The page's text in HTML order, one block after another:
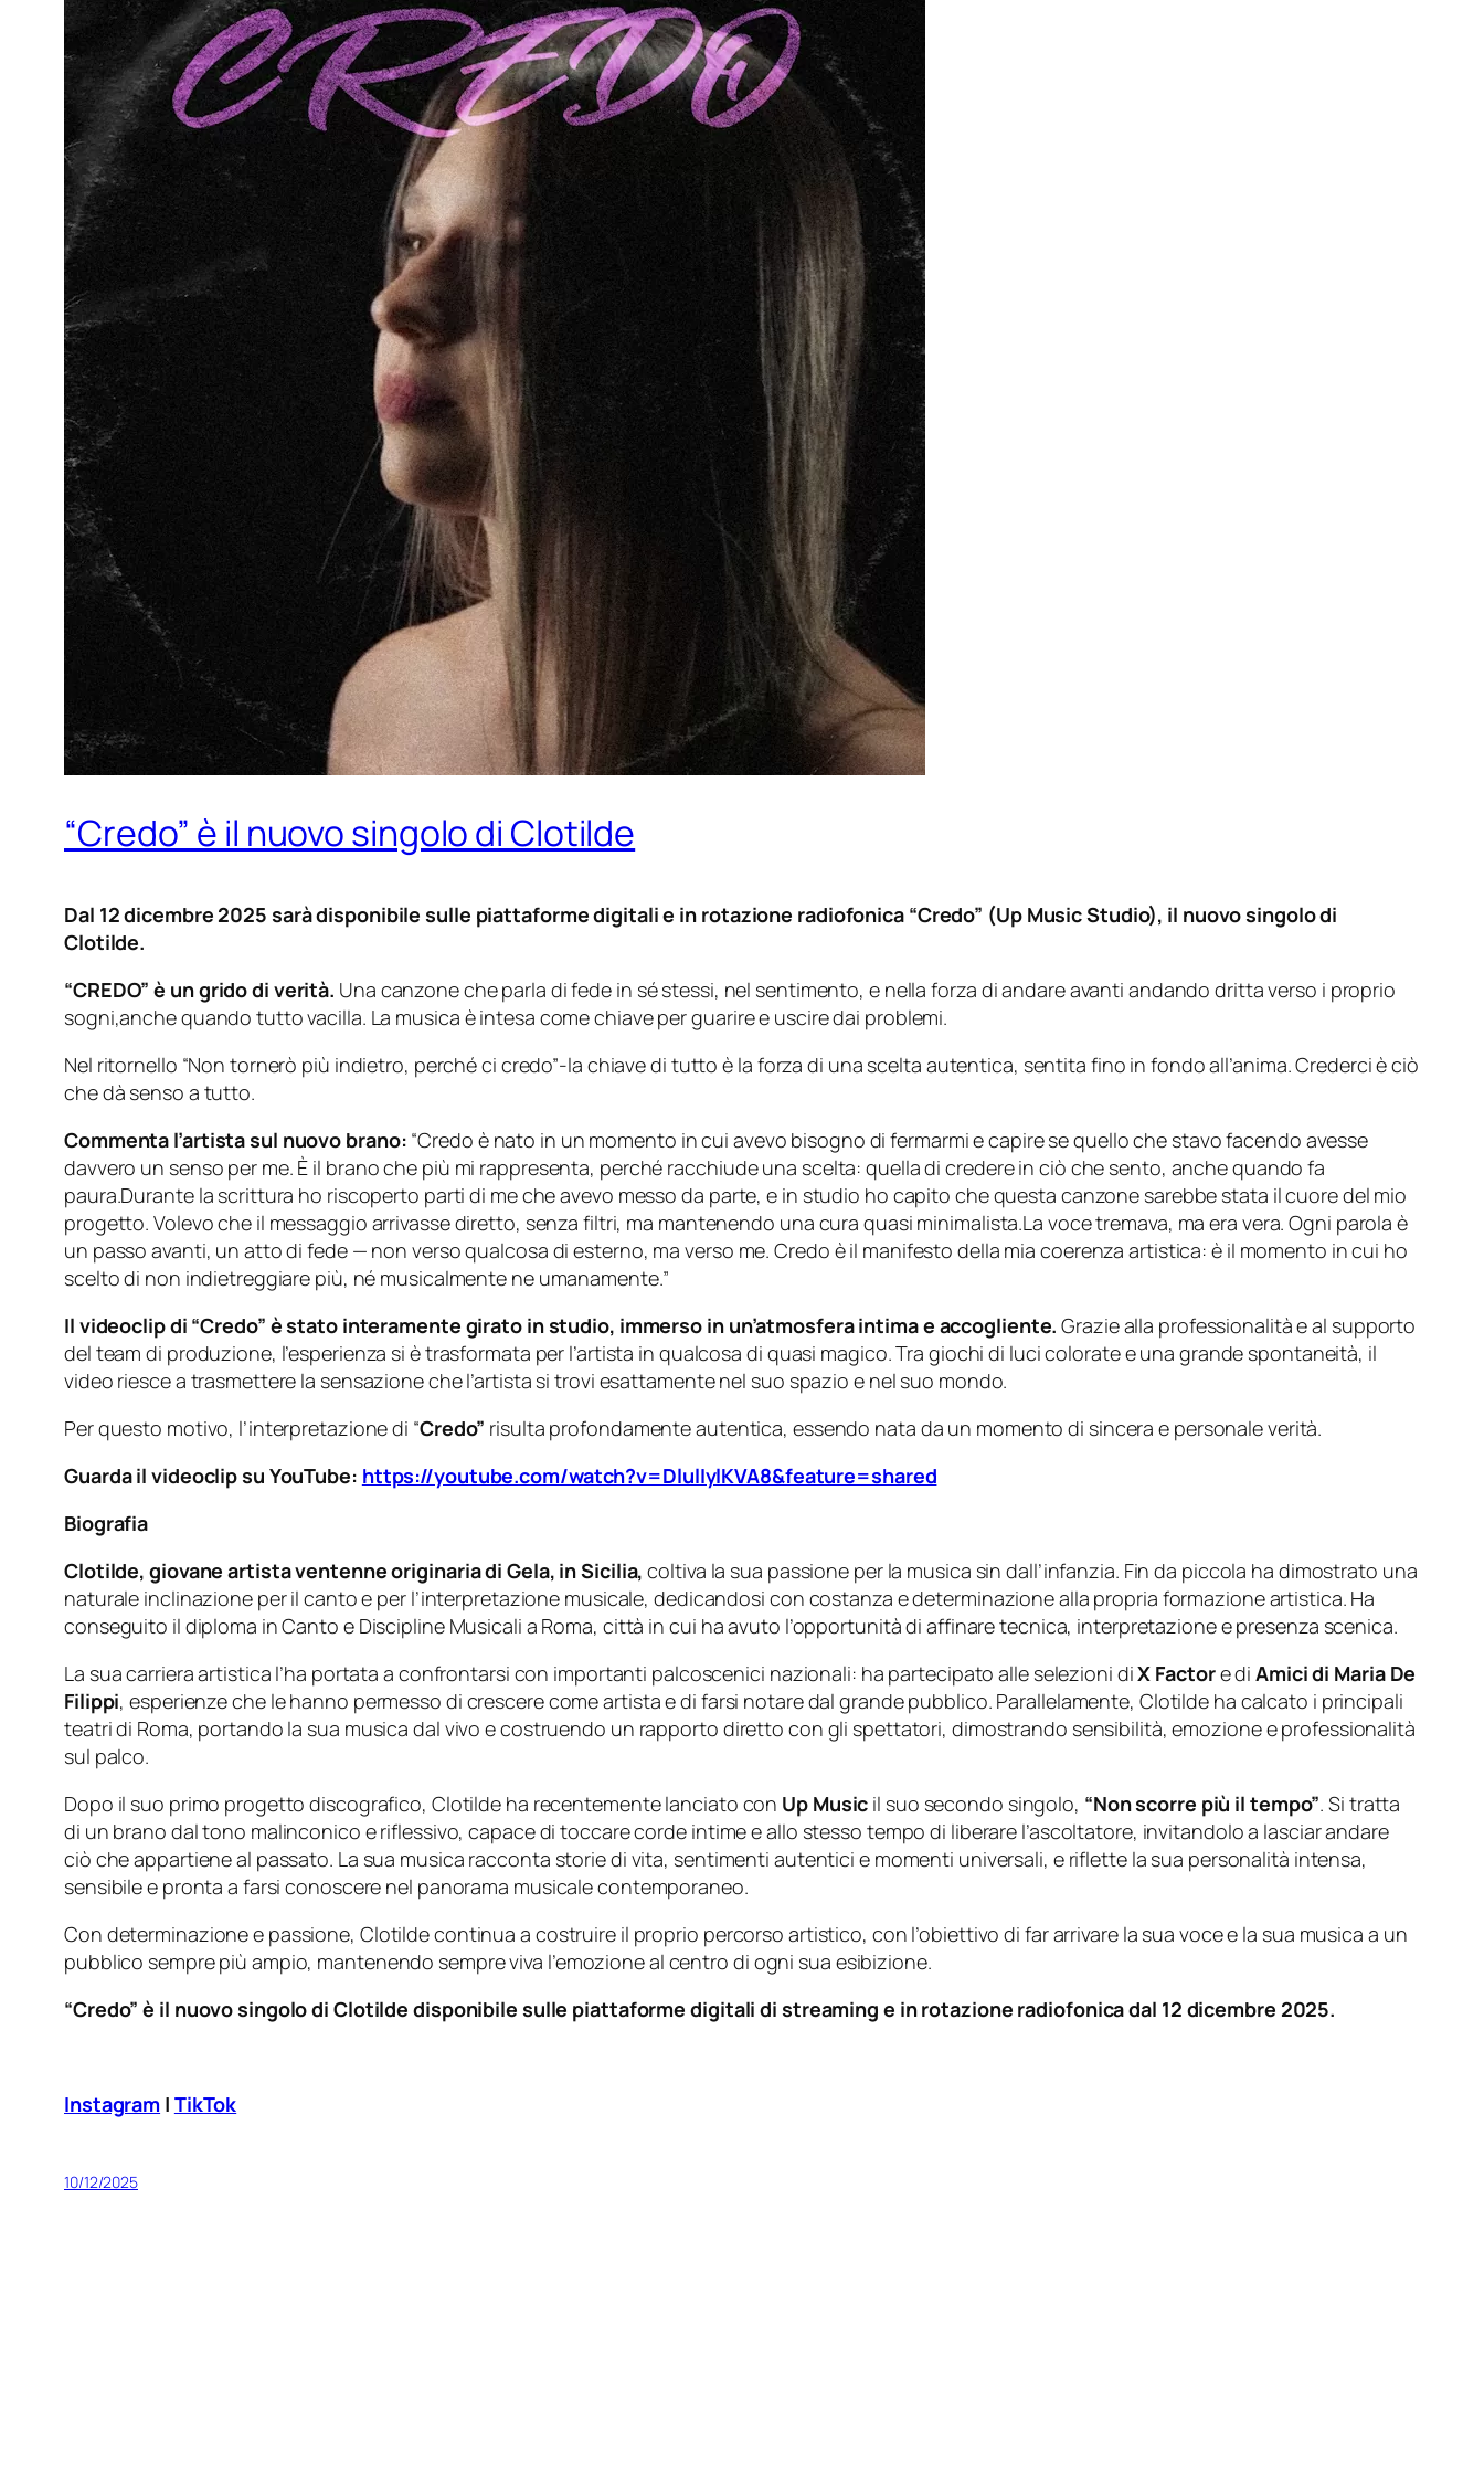
“Credo” è il nuovo singolo di Clotilde
Dal 12 dicembre 2025 sarà disponibile sulle piattaforme digitali e in rotazione radiofonica “Credo” (Up Music Studio), il nuovo singolo di
Clotilde.
“CREDO” è un grido di verità. Una canzone che parla di fede in sé stessi, nel sentimento, e nella forza di andare avanti andando dritta verso i proprio
sogni,anche quando tutto vacilla. La musica è intesa come chiave per guarire e uscire dai problemi.
Nel ritornello “Non tornerò più indietro, perché ci credo”-la chiave di tutto è la forza di una scelta autentica, sentita fino in fondo all’anima. Crederci è ciò
che dà senso a tutto.
Commenta l’artista sul nuovo brano: “Credo è nato in un momento in cui avevo bisogno di fermarmi e capire se quello che stavo facendo avesse
davvero un senso per me. È il brano che più mi rappresenta, perché racchiude una scelta: quella di credere in ciò che sento, anche quando fa
paura.Durante la scrittura ho riscoperto parti di me che avevo messo da parte, e in studio ho capito che questa canzone sarebbe stata il cuore del mio
progetto. Volevo che il messaggio arrivasse diretto, senza filtri, ma mantenendo una cura quasi minimalista.La voce tremava, ma era vera. Ogni parola è
un passo avanti, un atto di fede — non verso qualcosa di esterno, ma verso me. Credo è il manifesto della mia coerenza artistica: è il momento in cui ho
scelto di non indietreggiare più, né musicalmente ne umanamente.”
Il videoclip di “Credo” è stato interamente girato in studio, immerso in un’atmosfera intima e accogliente.Grazie alla professionalità e al supporto
del team di produzione, l’esperienza si è trasformata per l’artista in qualcosa di quasi magico. Tra giochi di luci colorate e una grande spontaneità, il
video riesce a trasmettere la sensazione che l’artista si trovi esattamente nel suo spazio e nel suo mondo.
Per questo motivo, l’interpretazione di “Credo” risulta profondamente autentica, essendo nata da un momento di sincera e personale verità.
Guarda il videoclip su YouTube: https://youtube.com/watch?v=DlulIylKVA8&feature=shared
Biografia
Clotilde, giovane artista ventenne originaria di Gela, in Sicilia,coltiva la sua passione per la musica sin dall’infanzia. Fin da piccola ha dimostrato una
naturale inclinazione per il canto e per l’interpretazione musicale, dedicandosi con costanza e determinazione alla propria formazione artistica. Ha
conseguito il diploma in Canto e Discipline Musicali a Roma, città in cui ha avuto l’opportunità di affinare tecnica, interpretazione e presenza scenica.
La sua carriera artistica l’ha portata a confrontarsi con importanti palcoscenici nazionali: ha partecipato alle selezioni diX Factore diAmici di Maria De
Filippi, esperienze che le hanno permesso di crescere come artista e di farsi notare dal grande pubblico. Parallelamente, Clotilde ha calcato i principali
teatri di Roma, portando la sua musica dal vivo e costruendo un rapporto diretto con gli spettatori, dimostrando sensibilità, emozione e professionalità
sul palco.
Dopo il suo primo progetto discografico, Clotilde ha recentemente lanciato con Up Music il suo secondo singolo, “Non scorre più il tempo”. Si tratta
di un brano dal tono malinconico e riflessivo, capace di toccare corde intime e allo stesso tempo di liberare l’ascoltatore, invitandolo a lasciar andare
ciò che appartiene al passato. La sua musica racconta storie di vita, sentimenti autentici e momenti universali, e riflette la sua personalità intensa,
sensibile e pronta a farsi conoscere nel panorama musicale contemporaneo.
Con determinazione e passione, Clotilde continua a costruire il proprio percorso artistico, con l’obiettivo di far arrivare la sua voce e la sua musica a un
pubblico sempre più ampio, mantenendo sempre viva l’emozione al centro di ogni sua esibizione.
“Credo” è il nuovo singolo di Clotilde disponibile sulle piattaforme digitali di streaming e in rotazione radiofonica dal 12 dicembre 2025.
Instagram | TikTok
10/12/2025